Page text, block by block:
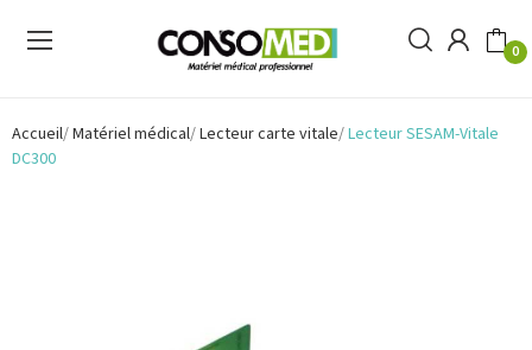
0
Accueil Matériel médical Lecteur carte vitale Lecteur SESAM-Vitale
DC300